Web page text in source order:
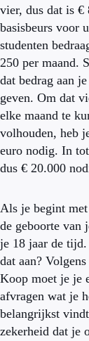
vier, dus dat is €
basisbeurs voor
studenten
250 per maand.
dat bedrag aan
geven. Om dat
elke maand te
volhouden, heb
euro nodig. In
dus € 20.000
Als je begint
de geboorte van
je 18 jaar de
dat aan?
Koop moet je je
afvragen wat je
belangrijkst
zekerheid dat je